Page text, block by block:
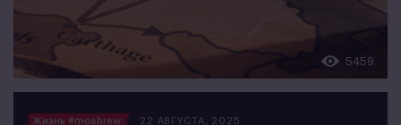
5459
Жизнь #mosbrew 22 АВГУСТА, 2025